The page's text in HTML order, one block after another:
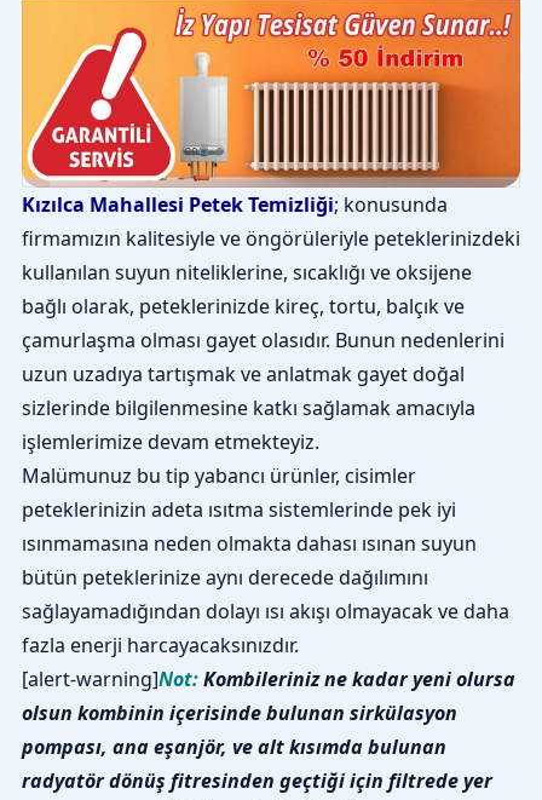
Kızılca Mahallesi Petek Temizliği; konusunda
firmamızın kalitesiyle ve öngörüleriyle peteklerinizdeki
kullanılan suyun niteliklerine, sıcaklığı ve oksijene
bağlı olarak, peteklerinizde kireç, tortu, balçık ve
çamurlaşma olması gayet olasıdır. Bunun nedenlerini
uzun uzadıya tartışmak ve anlatmak gayet doğal
sizlerinde bilgilenmesine katkı sağlamak amacıyla
işlemlerimize devam etmekteyiz.
Malümunuz bu tip yabancı ürünler, cisimler
peteklerinizin adeta ısıtma sistemlerinde pek iyi
ısınmamasına neden olmakta dahası ısınan suyun
bütün peteklerinize aynı derecede dağılımını
sağlayamadığından dolayı ısı akışı olmayacak ve daha
fazla enerji harcayacaksınızdır.
[alert-warning]Not:Kombileriniz ne kadar yeni olursa
olsun kombinin içerisinde bulunan sirkülasyon
pompası, ana eşanjör, ve alt kısımda bulunan
radyatör dönüş fitresinden geçtiği için filtrede yer